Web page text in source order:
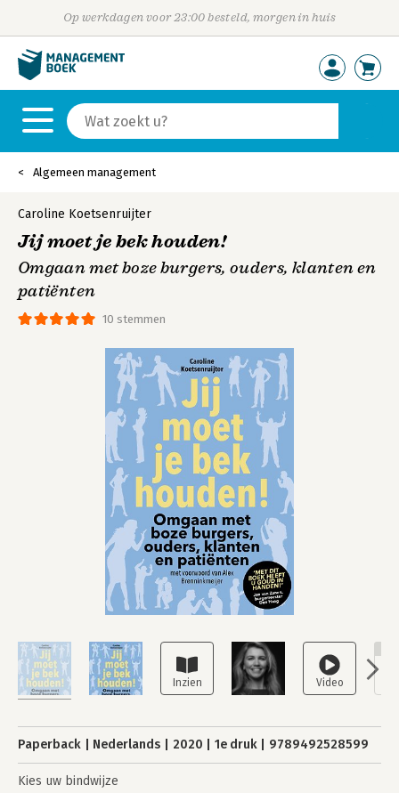
Op werkdagen voor 23:00 besteld, morgen in huis
Algemeen management
10 stemmen
Caroline Koetsenruijter
Jij moet je bek houden!
Omgaan met boze burgers, ouders, klanten en
patiënten
Paperback Nederlands 2020 1e druk 9789492528599
Kies uw bindwijze